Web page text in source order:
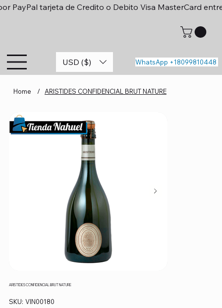
PayPal tarjeta de Credito o Debito Visa MasterCard
USD ($) WhatsApp +18099810448
Home / ARISTIDES CONFIDENCIAL BRUT NATURE
ARISTIDES CONFIDENCIAL BRUT NATURE
SKU: SKU
VIN00180
VIN00180